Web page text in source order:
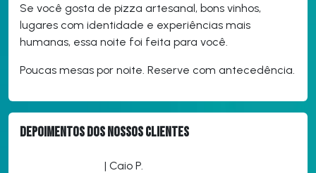
Se você gosta de pizza artesanal, bons vinhos,
lugares com identidade e experiências mais
humanas, essa noite foi feita para você.
Poucas mesas por noite. Reserve com antecedência.
Depoimentos dos nossos clientes
| Caio P.